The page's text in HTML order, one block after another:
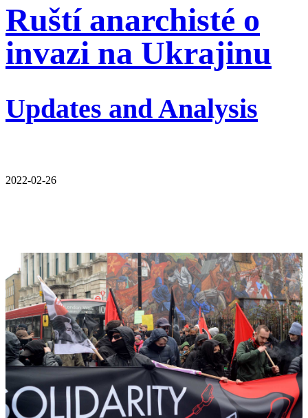
Ruští anarchisté o
invazi na Ukrajinu
Updates and Analysis
2022-02-26